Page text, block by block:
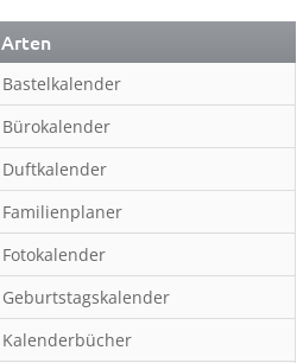
Arten
Bastelkalender
Bürokalender
Duftkalender
Familienplaner
Fotokalender
Geburtstagskalender
Kalenderbücher